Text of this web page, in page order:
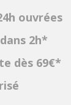
ouvrées
2h*
dès 69€*